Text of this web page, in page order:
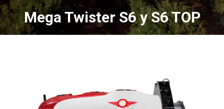
Mega Twister S6 y S6 TOP